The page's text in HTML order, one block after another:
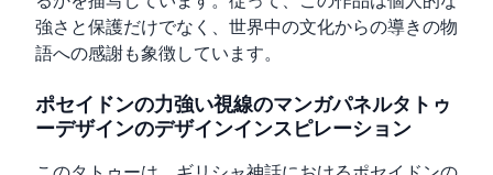
強さと保護だけでなく、世界中の文化からの導きの物
語への感謝も象徴しています。
ポセイドンの力強い視線のマンガパネルタトゥ
ーデザインのデザインインスピレーション